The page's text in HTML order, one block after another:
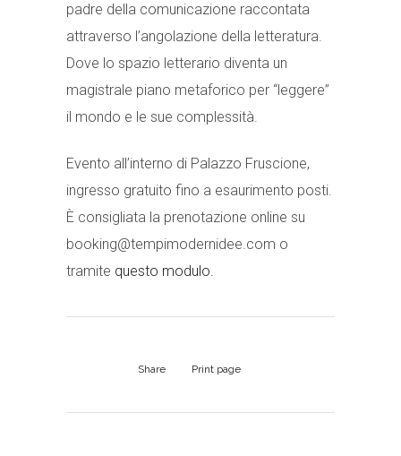
padre della comunicazione raccontata
attraverso l’angolazione della letteratura.
Dove lo spazio letterario diventa un
magistrale piano metaforico per “leggere”
il mondo e le sue complessità.
Evento all’interno di Palazzo Fruscione,
ingresso gratuito fino a esaurimento posti.
È consigliata la prenotazione online su
booking@tempimodernidee.com o
tramite questo modulo.
Share Print page